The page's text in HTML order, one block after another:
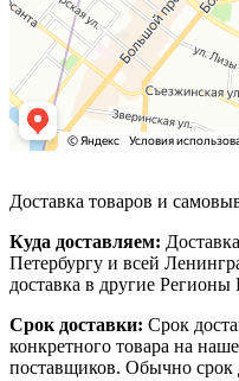
Доставка товаров и
Куда доставляем:
Петербургу и всей
доставка в другие Регионы
Срок доставки: Срок
конкретного товара на
поставщиков. Обычно срок